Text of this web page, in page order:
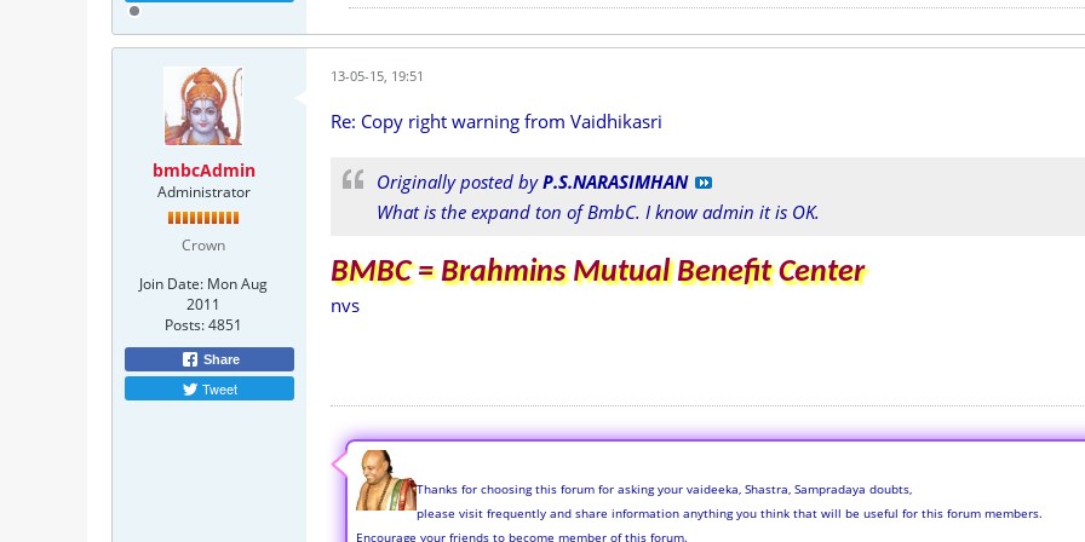
bmbcAdmin
Administrator
Crown
Join Date: Mon Aug
2011
Posts:4851
Share
Tweet
13-05-15, 19:51
Re: Copy right warning from Vaidhikasri
Originally posted byP.S.NARASIMHAN
What is the expand ton of BmbC. I know admin it is OK.
BMBC = Brahmins Mutual Benefit Center
nvs
Thanks for choosing this forum for asking your vaideeka, Shastra, Sampradaya doubts,
please visit frequently and share information anything you think that will be useful for this forum members.
Encourage your friends to become member of this forum.